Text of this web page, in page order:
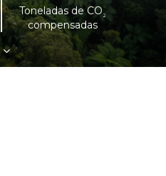
Toneladas de CO²
compensadas